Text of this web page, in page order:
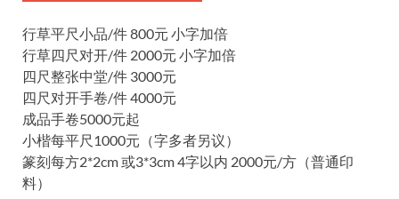
行草平尺小品/件 800元 小字加倍
行草四尺对开/件 2000元 小字加倍
四尺整张中堂/件 3000元
四尺对开手卷/件 4000元
成品手卷5000元起
小楷每平尺1000元（字多者另议）
篆刻每方2*2cm 或3*3cm 4字以内 2000元/方（普通印
料）